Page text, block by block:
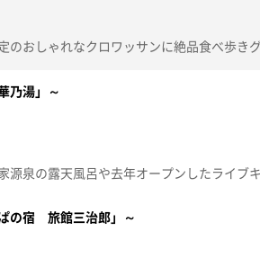
乃湯」～
の宿 旅館三治郎」～